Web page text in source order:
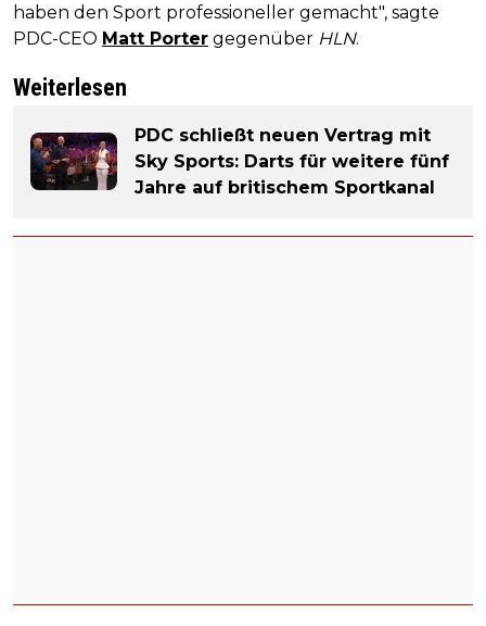
haben den Sport professioneller gemacht", sagte
PDC-CEO Matt Porter gegenüber HLN.
Weiterlesen
PDC schließt neuen Vertrag mit
Sky Sports: Darts für weitere fünf
Jahre auf britischem Sportkanal